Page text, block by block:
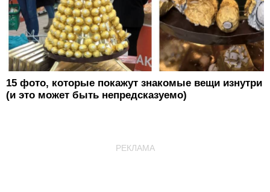
15 фото, которые покажут знакомые вещи изнутри
(и это может быть непредсказуемо)
РЕКЛАМА